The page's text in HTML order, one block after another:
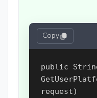
Copy
public
request)